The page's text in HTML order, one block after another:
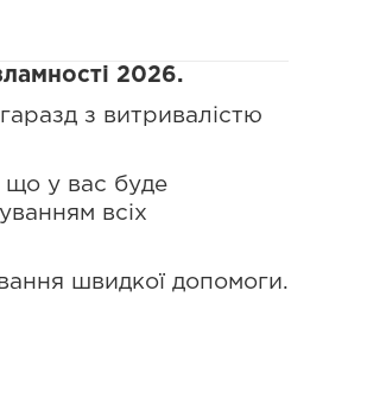
2026.
з витривалістю
що у вас буде
всіх
швидкої допомоги.